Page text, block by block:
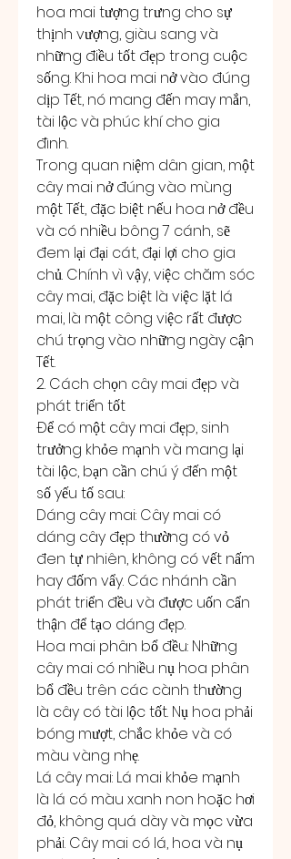
hoa mai tượng trưng cho sự
thịnh vượng, giàu sang và
những điều tốt đẹp trong cuộc
sống. Khi hoa mai nở vào đúng
dịp Tết, nó mang đến may mắn,
tài lộc và phúc khí cho gia
đình.
Trong quan niệm dân gian, một
cây mai nở đúng vào mùng
một Tết, đặc biệt nếu hoa nở đều
và có nhiều bông 7 cánh, sẽ
đem lại đại cát, đại lợi cho gia
chủ. Chính vì vậy, việc chăm sóc
cây mai, đặc biệt là việc lặt lá
mai, là một công việc rất được
chú trọng vào những ngày cận
Tết.
2. Cách chọn cây mai đẹp và
phát triển tốt
Để có một cây mai đẹp, sinh
trưởng khỏe mạnh và mang lại
tài lộc, bạn cần chú ý đến một
số yếu tố sau:
Dáng cây mai: Cây mai có
dáng cây đẹp thường có vỏ
đen tự nhiên, không có vết nấm
hay đốm vẩy. Các nhánh cần
phát triển đều và được uốn cẩn
thận để tạo dáng đẹp.
Hoa mai phân bổ đều: Những
cây mai có nhiều nụ hoa phân
bổ đều trên các cành thường
là cây có tài lộc tốt. Nụ hoa phải
bóng mượt, chắc khỏe và có
màu vàng nhẹ.
Lá cây mai: Lá mai khỏe mạnh
là lá có màu xanh non hoặc hơi
đỏ, không quá dày và mọc vừa
phải. Cây mai có lá, hoa và nụ